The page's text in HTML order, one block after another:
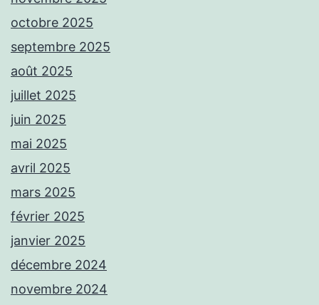
octobre 2025
septembre 2025
août 2025
juillet 2025
juin 2025
mai 2025
avril 2025
mars 2025
février 2025
janvier 2025
décembre 2024
novembre 2024